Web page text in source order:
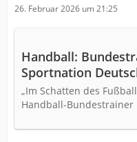
26. Februar 2026 um 21:25
Handball:
Sportnation
„Im Schatten des
Handball-Bundestrainer